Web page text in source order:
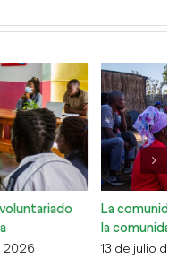
Coral Masveu, d’El Masnou a
Xai-Xai
6 de julio de 2026